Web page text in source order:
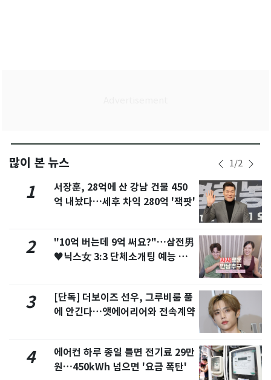
많이 본 뉴스 1/2
1
서장훈, 28억에 산 강남 건물 450
억 내놨다…세후 차익 280억 '잭팟'
2
"10억 버는데 9억 써요?"…삼전男
♥닉스女 3:3 단체소개팅 예능 화
3
[단독] 더보이즈 선우, 그루비룸 품
에 안긴다…앳에어리어와 전속계약
4
에어컨 하루 종일 틀면 전기료 29만
원…450kWh 넘으면 '요금 폭탄'